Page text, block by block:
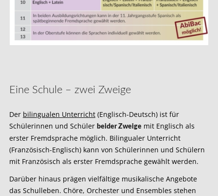
Eine Schule – zwei Zweige
Der bilingualen Unterricht(Englisch-Deutsch) ist für
Schülerinnen und Schüler beider Zweigemit Englisch als
erster Fremdsprache möglich. Bilingualer Unterricht
(Französisch-Englisch) kann von Schülerinnen und Schülern
mit Französisch als erster Fremdsprache gewählt werden.
Darüber hinaus prägen vielfältige musikalische Angebote
das Schulleben. Chöre, Orchester und Ensembles stehen